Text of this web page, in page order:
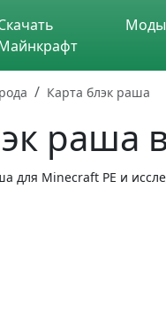
Моды
Карта блэк раша
раша
для Minecraft PE и